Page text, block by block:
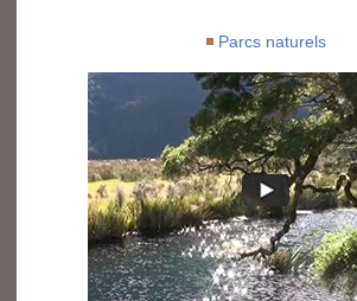
Parcs naturels